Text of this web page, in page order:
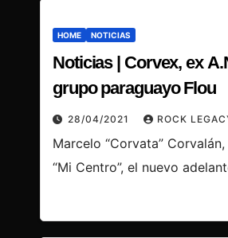
HOME NOTICIAS
Noticias | Corvex, ex
grupo paraguayo Flou
28/04/2021 ROCK
Marcelo “Corvata”
“Mi Centro”, el nuevo